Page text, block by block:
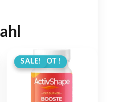
ANGEBOT !
SALE!